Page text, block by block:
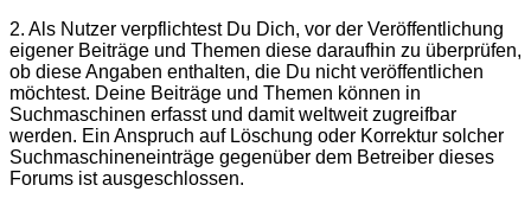
2. Als Nutzer verpflichtest Du Dich, vor der Veröffentlichung
eigener Beiträge und Themen diese daraufhin zu überprüfen,
ob diese Angaben enthalten, die Du nicht veröffentlichen
möchtest. Deine Beiträge und Themen können in
Suchmaschinen erfasst und damit weltweit zugreifbar
werden. Ein Anspruch auf Löschung oder Korrektur solcher
Suchmaschineneinträge gegenüber dem Betreiber dieses
Forums ist ausgeschlossen.